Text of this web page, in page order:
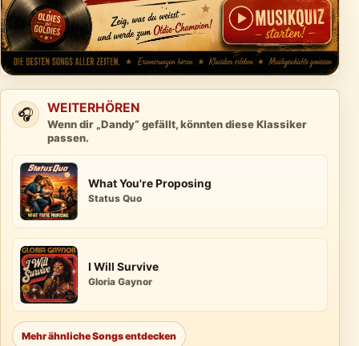
🎧 WEITERHÖREN
Wenn dir „Dandy“ gefällt, könnten diese Klassiker
passen.
What You're Proposing
Status Quo
I Will Survive
Gloria Gaynor
Mehr ähnliche Songs entdecken